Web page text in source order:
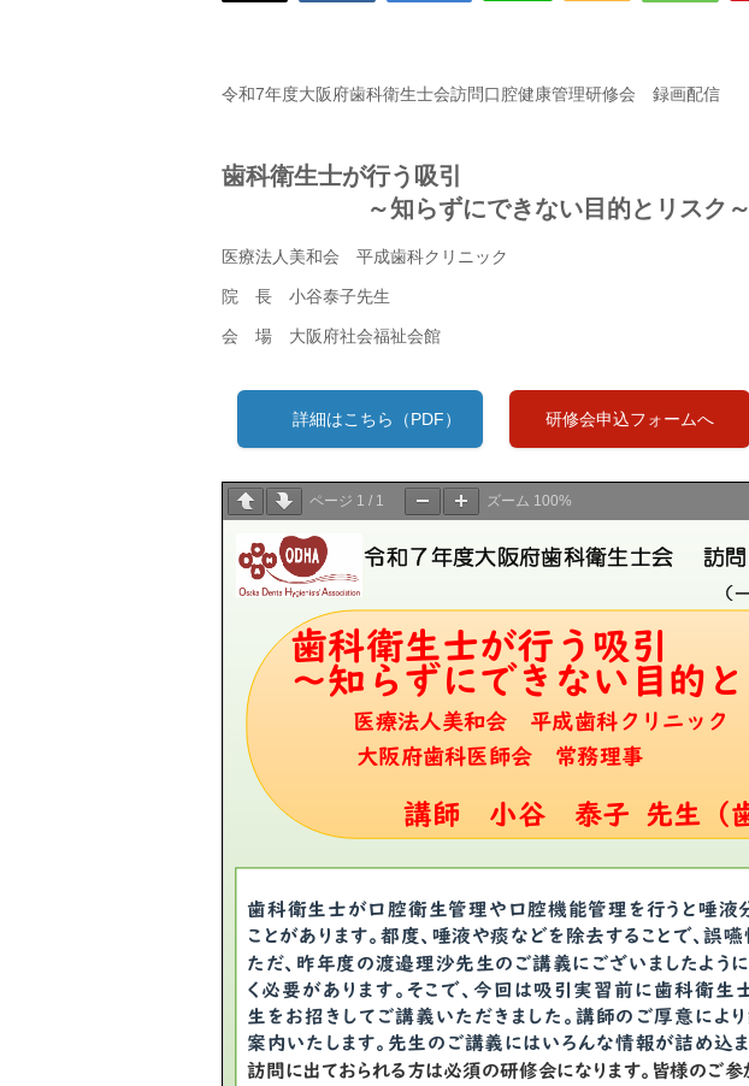
令和7年度大阪府歯科衛生士会訪問口腔健康管理研修会 録画配信
歯科衛生士が行う吸引
～知らずにできない目的とリスク～
医療法人美和会 平成歯科クリニック
院 長 小谷泰子先生
会 場 大阪府社会福祉会館
詳細はこちら（PDF） 研修会申込フォームへ
ページ 1 / 1 ズーム 100%